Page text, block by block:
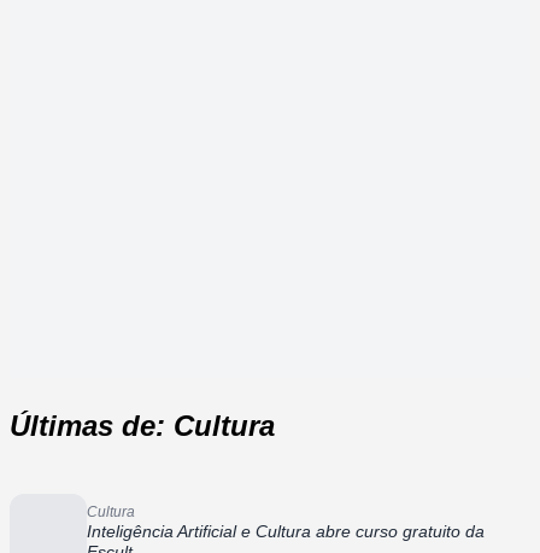
Últimas de: Cultura
Cultura
Inteligência Artificial e Cultura abre curso gratuito da